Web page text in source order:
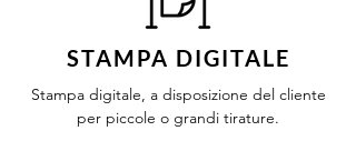
STAMPA DIGITALE
Stampa digitale, a disposizione del cliente
per piccole o grandi tirature.